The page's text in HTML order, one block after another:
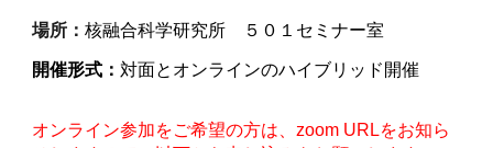
場所 ：核融合科学研究所 ５０１セミナー室
開催形式：対面とオンラインのハイブリッド開催
オンライン参加をご希望の方は、zoom URLをお知ら